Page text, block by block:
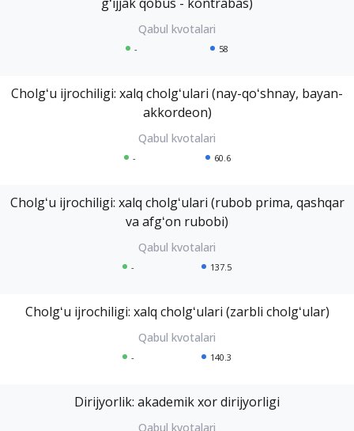
- 58
Cholgʻu ijrochiligi: xalq cholgʻulari (nay-qoʻshnay, bayan-
akkordeon)
- 60.6
Cholgʻu ijrochiligi: xalq cholgʻulari (rubob prima, qashqar
va afgʻon rubobi)
- 137.5
Cholgʻu ijrochiligi: xalq cholgʻulari (zarbli cholgʻular)
- 140.3
Dirijyorlik: akademik xor dirijyorligi